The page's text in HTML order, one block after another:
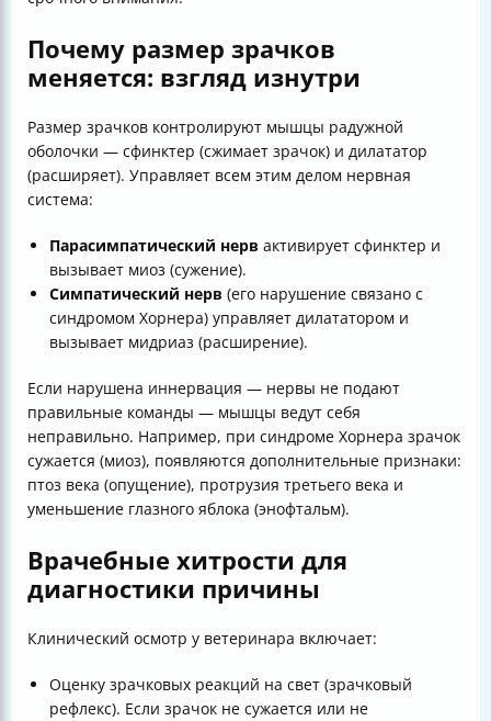
Почему размер зрачков
меняется: взгляд изнутри
Размер зрачков контролируют мышцы радужной
оболочки — сфинктер (сжимает зрачок) и дилататор
(расширяет). Управляет всем этим делом нервная
система:
Парасимпатический нерв активирует сфинктер и
вызывает миоз (сужение).
Симпатический нерв (его нарушение связано с
синдромом Хорнера) управляет дилататором и
вызывает мидриаз (расширение).
Если нарушена иннервация — нервы не подают
правильные команды — мышцы ведут себя
неправильно. Например, при синдроме Хорнера зрачок
сужается (миоз), появляются дополнительные признаки:
птоз века (опущение), протрузия третьего века и
уменьшение глазного яблока (энофтальм).
Врачебные хитрости для
диагностики причины
Клинический осмотр у ветеринара включает:
Оценку зрачковых реакций на свет (зрачковый
рефлекс). Если зрачок не сужается или не